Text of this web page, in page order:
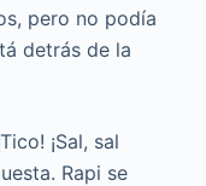
pero no podía
detrás de la
¡Sal, sal
Rapi se